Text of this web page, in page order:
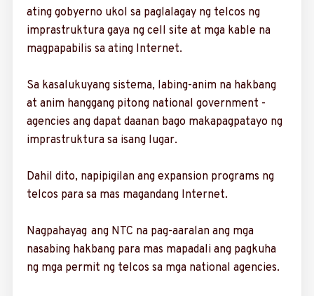
ating gobyerno ukol sa paglalagay ng telcos ng
imprastruktura gaya ng cell site at mga kable na
magpapabilis sa ating Internet.
Sa kasalukuyang sis­tema, labing-anim na hak­bang
at anim hanggang pitong ­national government ­
agencies ang dapat daanan bago makapagpatayo ng
impras­truktura sa isang lugar.
Dahil dito, napipigi­lan ang expansion programs ng
telcos para sa mas magandang Internet.
Nagpahayag ang NTC na pag-aaralan ang mga
nasabing hakbang para mas mapadali ang pagkuha
ng mga permit ng telcos sa mga national agencies.